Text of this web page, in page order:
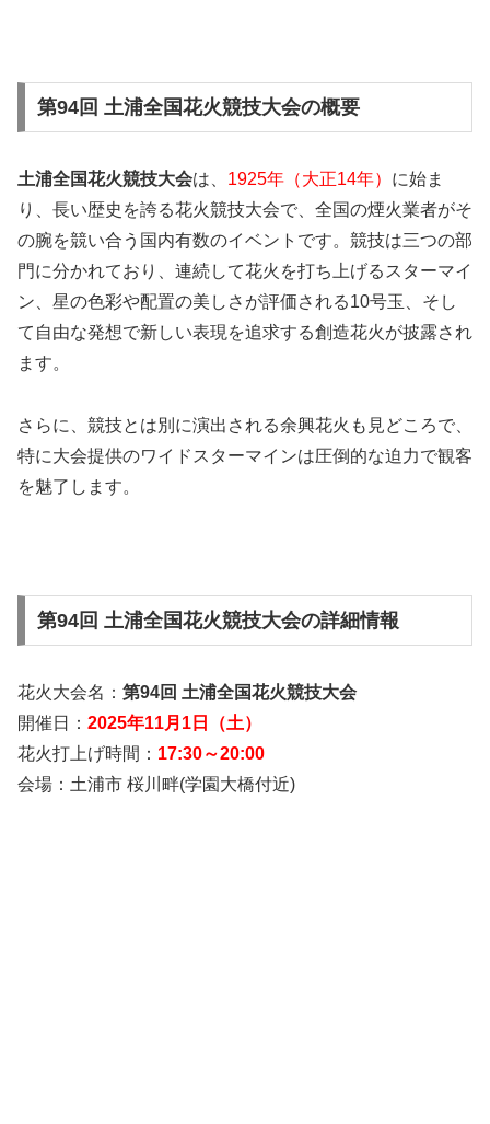
第94回 土浦全国花火競技大会の概要
土浦全国花火競技大会は、 1925年（大正14年） に始ま
り、長い歴史を誇る花火競技大会で、全国の煙火業者がそ
の腕を競い合う国内有数のイベントです。競技は三つの部
門に分かれており、連続して花火を打ち上げるスターマイ
ン、星の色彩や配置の美しさが評価される10号玉、そし
て自由な発想で新しい表現を追求する創造花火が披露され
ます。
さらに、競技とは別に演出される余興花火も見どころで、
特に大会提供のワイドスターマインは圧倒的な迫力で観客
を魅了します。
第94回 土浦全国花火競技大会の詳細情報
花火大会名： 第94回 土浦全国花火競技大会
開催日： 2025年11月1日（土）
花火打上げ時間： 17:30～20:00
会場：土浦市 桜川畔(学園大橋付近)